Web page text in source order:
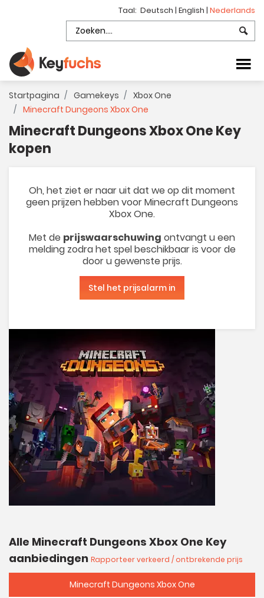
Taal: Deutsch | English | Nederlands
Startpagina Gamekeys
Xbox One
Minecraft Dungeons Xbox One
Minecraft Dungeons Xbox One Key
kopen
Oh, het ziet er naar uit dat we op dit moment
geen prijzen hebben voor Minecraft Dungeons
Xbox One.
Met de prijswaarschuwing ontvangt u een
melding zodra het spel beschikbaar is voor de
door u gewenste prijs.
Stel het prijsalarm in
Alle Minecraft Dungeons Xbox One Key
aanbiedingen Rapporteer verkeerd / ontbrekende prijs
Minecraft Dungeons Xbox One